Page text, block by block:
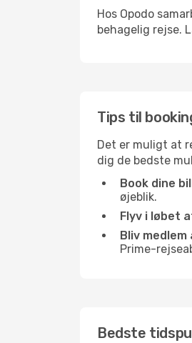
Hos Opodo
behagelig rejse.
Tips til
Det er muligt at
dig de bedste
Book dine
øjeblik.
Flyv i løbet
Bliv medlem
Prime-
Bedste